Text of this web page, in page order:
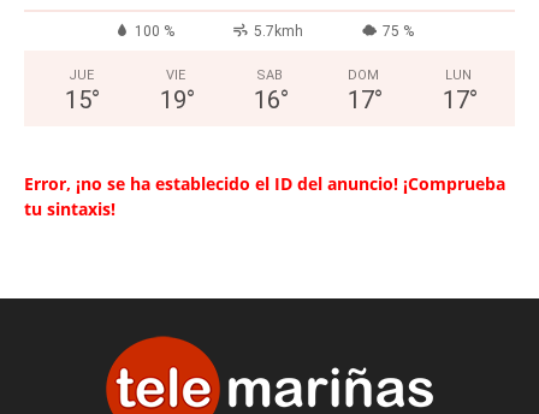
100 % 5.7kmh 75 %
JUE
15°
VIE
19°
SAB
16°
DOM
17°
LUN
17°
Error, ¡no se ha establecido el ID del anuncio! ¡Comprueba
tu sintaxis!